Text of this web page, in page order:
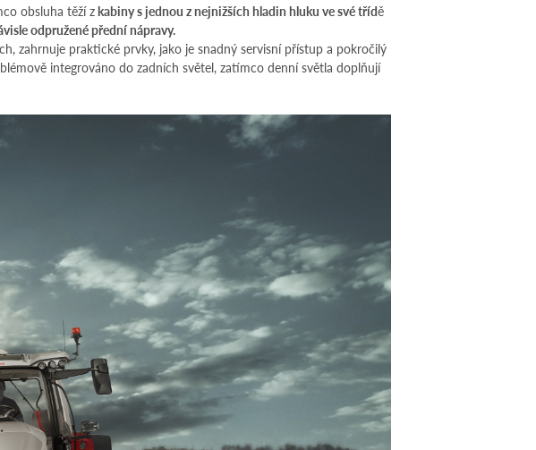
obsluha těží zkabiny s jednou z nejnižších hladin hluku ve své třídě
odpružené přední nápravy.
zahrnuje praktické prvky, jako je snadný servisní přístup a pokročilý
integrováno do zadních světel, zatímco denní světla doplňují